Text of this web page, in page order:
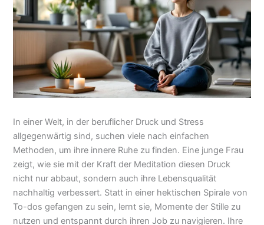
In einer Welt, in der beruflicher Druck und Stress
allgegenwärtig sind, suchen viele nach einfachen
Methoden, um ihre innere Ruhe zu finden. Eine junge Frau
zeigt, wie sie mit der Kraft der Meditation diesen Druck
nicht nur abbaut, sondern auch ihre Lebensqualität
nachhaltig verbessert. Statt in einer hektischen Spirale von
To-dos gefangen zu sein, lernt sie, Momente der Stille zu
nutzen und entspannt durch ihren Job zu navigieren. Ihre